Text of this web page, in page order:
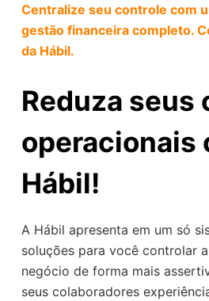
Centralize seu controle com
gestão financeira completo.
da Hábil.
Reduza seus
operacionais
Hábil!
A Hábil apresenta em um só
soluções para você controlar
negócio de forma mais
seus colaboradores